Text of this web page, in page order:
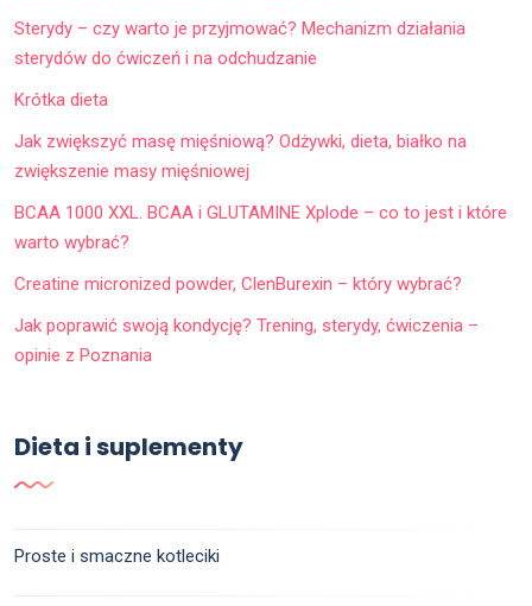
Sterydy – czy warto je przyjmować? Mechanizm działania
sterydów do ćwiczeń i na odchudzanie
Krótka dieta
Jak zwiększyć masę mięśniową? Odżywki, dieta, białko na
zwiększenie masy mięśniowej
BCAA 1000 XXL. BCAA i GLUTAMINE Xplode – co to jest i które
warto wybrać?
Creatine micronized powder, ClenBurexin – który wybrać?
Jak poprawić swoją kondycję? Trening, sterydy, ćwiczenia –
opinie z Poznania
Dieta i suplementy
Proste i smaczne kotleciki